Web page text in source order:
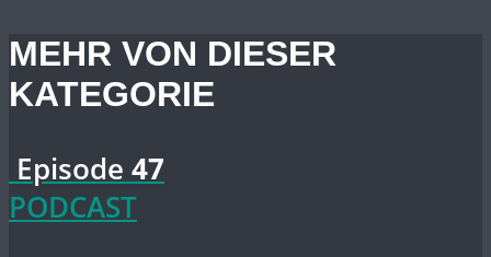
MEHR VON DIESER
KATEGORIE
Episode 47
PODCAST